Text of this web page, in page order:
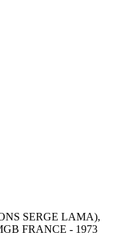
SERGE LAMA),
FRANCE - 1973